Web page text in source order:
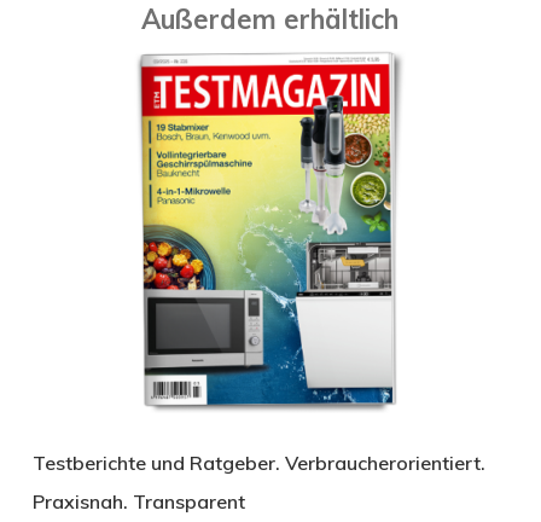
Außerdem erhältlich
Testberichte und Ratgeber. Verbraucherorientiert.
Praxisnah. Transparent